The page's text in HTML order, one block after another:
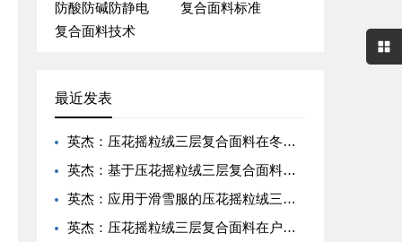
防酸防碱防静电
复合面料标准
复合面料技术
最近发表
英杰：压花摇粒绒三层复合面料在冬季户外服装中的保暖性能优化研究
英杰：基于压花摇粒绒三层复合面料的高透气防风运动服饰开发
英杰：应用于滑雪服的压花摇粒绒三层复合面料抗撕裂与耐磨性提升技术
英杰：压花摇粒绒三层复合面料在户外风衣和夹克中的应用与性能